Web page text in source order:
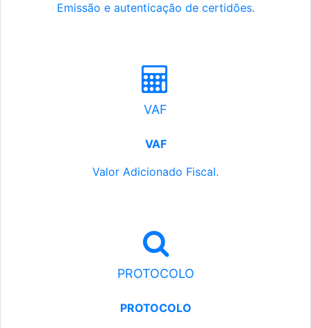
Emissão e autenticação de certidões.
VAF
VAF
Valor Adicionado Fiscal.
PROTOCOLO
PROTOCOLO